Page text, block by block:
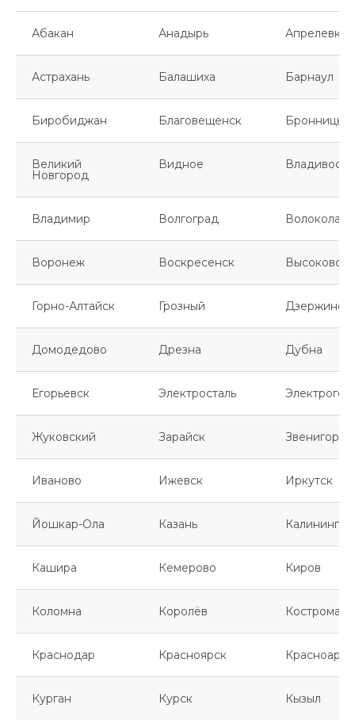
Абакан Анадырь Апрелевка
Астрахань Балашиха Барнаул
Биробиджан Благовещенск Бронницы
Великий
Новгород
Видное
Владимир Волгоград
Воронеж Воскресенск Высоковск
Горно-Алтайск Грозный
Домодедово Дрезна Дубна
Егорьевск Электросталь
Жуковский Зарайск Звенигород
Иваново Ижевск Иркутск
Йошкар-Ола Казань
Кашира Кемерово Киров
Коломна Королёв Кострома
Краснодар Красноярск
Курган Курск Кызыл